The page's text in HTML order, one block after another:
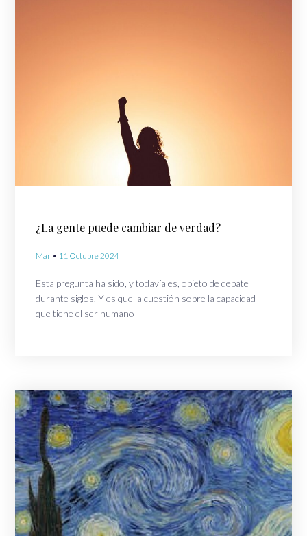
¿La gente puede cambiar de verdad?
Mar 11 Octubre 2024
Esta pregunta ha sido, y todavía es, objeto de debate
durante siglos. Y es que la cuestión sobre la capacidad
que tiene el ser humano